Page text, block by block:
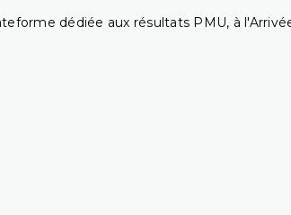
dédiée aux résultats PMU, à